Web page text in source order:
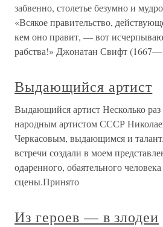
забвенно, столетье безумно и
«Всякое правительство,
кем оно правит, — вот
рабства!» Джонатан Свифт
Выдающийся артист
Выдающийся артист Несколько
народным артистом СССР
Черкасовым, выдающимся и
встречи создали в моем
одаренного, обаятельного
сцены.Принято
Из героев — в злодеи